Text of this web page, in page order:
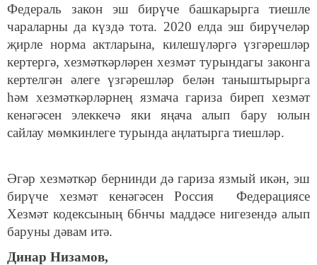
Федераль закон эш бирүче башкарырга тиешле
чараларны да күздә тота. 2020 елда эш бирүчеләр
җирле норма актларына, килешүләргә үзгәрешләр
кертергә, хезмәткәрләрен хезмәт турындагы законга
кертелгән әлеге үзгәрешләр белән таныштырырга
һәм хезмәткәрләрнең язмача гариза биреп хезмәт
кенәгәсен элеккечә яки яңача алып бару юлын
сайлау мөмкинлеге турында аңлатырга тиешләр.
Әгәр хезмәткәр бернинди дә гариза язмый икән, эш
бирүче хезмәт кенәгәсен Россия Федерациясе
Хезмәт кодексының 66нчы маддәсе нигезендә алып
баруны дәвам итә.
Динар Низамов,